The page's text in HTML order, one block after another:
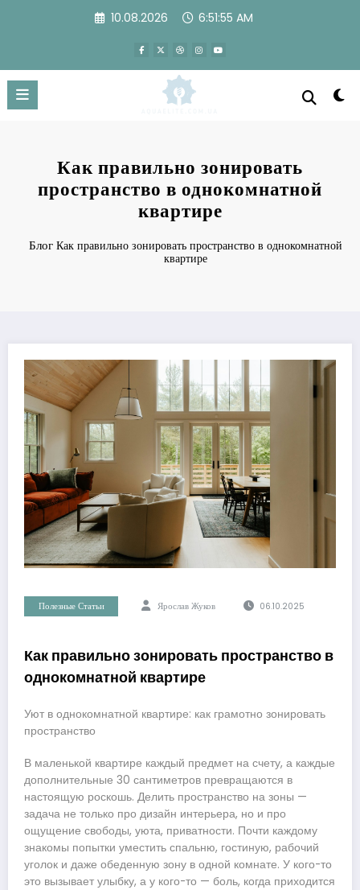
10.08.2026 6:51:56 AM
Как правильно зонировать
пространство в однокомнатной
квартире
Блог Как правильно зонировать пространство в однокомнатной
квартире
Полезные Статьи Ярослав Жуков 06.10.2025
Как правильно зонировать пространство в
однокомнатной квартире
Уют в однокомнатной квартире: как грамотно зонировать
пространство
В маленькой квартире каждый предмет на счету, а каждые
дополнительные 30 сантиметров превращаются в
настоящую роскошь. Делить пространство на зоны —
задача не только про дизайн интерьера, но и про
ощущение свободы, уюта, приватности. Почти каждому
знакомы попытки уместить спальню, гостиную, рабочий
уголок и даже обеденную зону в одной комнате. У кого-то
это вызывает улыбку, а у кого-то — боль, когда приходится